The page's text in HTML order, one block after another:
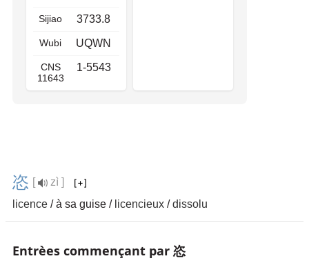
Sijiao 3733.8
Wubi UQWN
CNS
11643
1-5543
恣 [
zì ]
licence / à sa guise / licencieux /dissolu
Entrèes commençant par 恣